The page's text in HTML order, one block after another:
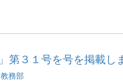
第３１号を号を掲載し
教務部